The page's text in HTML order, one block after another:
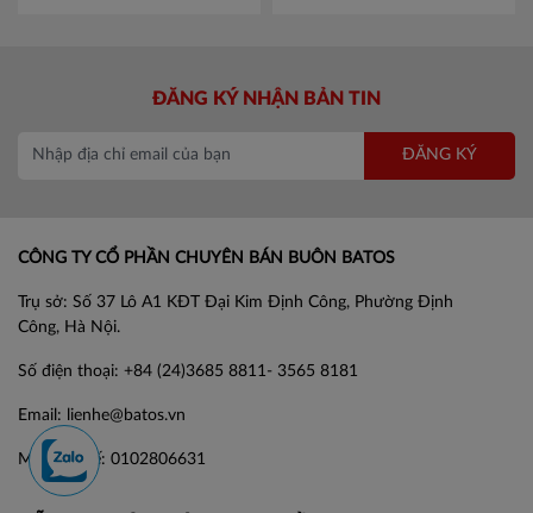
ĐĂNG KÝ NHẬN BẢN TIN
ĐĂNG KÝ
CÔNG TY CỔ PHẦN CHUYÊN BÁN BUÔN BATOS
Trụ sở: Số 37 Lô A1 KĐT Đại Kim Định Công, Phường Định
Công, Hà Nội.
Số điện thoại: +84 (24)3685 8811- 3565 8181
Email: lienhe@batos.vn
Mã số thuế: 0102806631